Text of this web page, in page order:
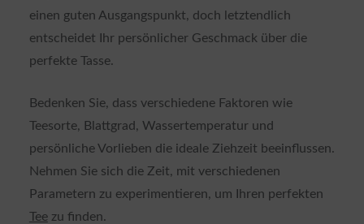
einen guten Ausgangspunkt, doch letztendlich
entscheidet Ihr persönlicher Geschmack über die
perfekte Tasse.
Bedenken Sie, dass verschiedene Faktoren wie
Teesorte, Blattgrad, Wassertemperatur und
persönliche Vorlieben die ideale Ziehzeit beeinflussen.
Nehmen Sie sich die Zeit, mit verschiedenen
Parametern zu experimentieren, um Ihren perfekten
Teezu finden.